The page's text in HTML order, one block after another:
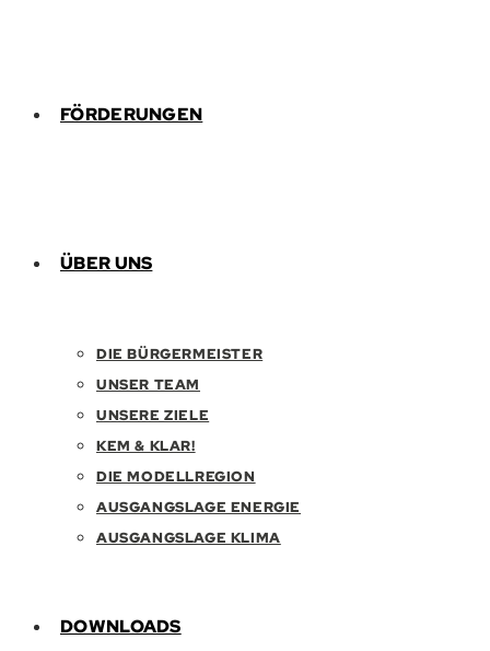
FÖRDERUNGEN
ÜBER UNS
DIE BÜRGERMEISTER
UNSER TEAM
UNSERE ZIELE
KEM & KLAR!
DIE MODELLREGION
AUSGANGSLAGE ENERGIE
AUSGANGSLAGE KLIMA
DOWNLOADS